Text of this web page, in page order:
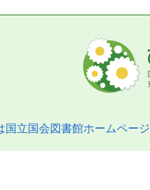
国立国会図書館ホームページ